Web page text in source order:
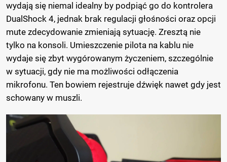
wydają się niemal idealny by podpiąć go do kontrolera
DualShock 4, jednak brak regulacji głośności oraz opcji
mute zdecydowanie zmieniają sytuację. Zresztą nie
tylko na konsoli. Umieszczenie pilota na kablu nie
wydaje się zbyt wygórowanym życzeniem, szczególnie
w sytuacji, gdy nie ma możliwości odłączenia
mikrofonu. Ten bowiem rejestruje dźwięk nawet gdy jest
schowany w muszli.